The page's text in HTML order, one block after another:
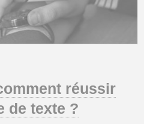
réussir
de texte ?